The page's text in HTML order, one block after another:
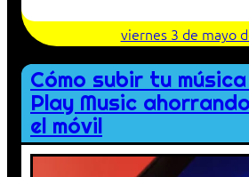
viernes 3 de mayo
Cómo subir tu
Play Music
el móvil